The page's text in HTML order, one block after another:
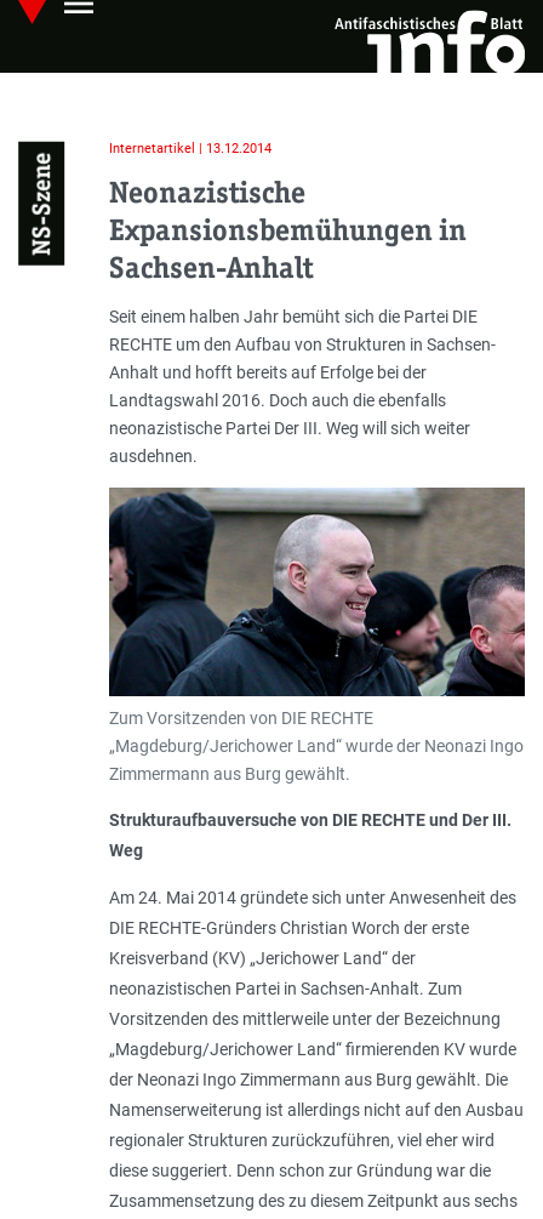
Skip
main
Hauptmenü öffnen
NS-Szene
Internetartikel | 13.12.2014
Neonazistische
Expansionsbemühungen in
Sachsen-Anhalt
Einleitung
Seit einem halben Jahr bemüht sich die Partei DIE
RECHTE um den Aufbau von Strukturen in Sachsen-
Anhalt und hofft bereits auf Erfolge bei der
Landtagswahl 2016. Doch auch die ebenfalls
neonazistische Partei Der III. Weg will sich weiter
ausdehnen.
Zum Vorsitzenden von DIE RECHTE
„Magdeburg/Jerichower Land“ wurde der Neonazi Ingo
Zimmermann aus Burg gewählt.
Strukturaufbauversuche von DIE RECHTE und Der III.
Weg
Am 24. Mai 2014 gründete sich unter Anwesenheit des
DIE RECHTE-Gründers Christian Worch der erste
Kreisverband (KV) „Jerichower Land“ der
neonazistischen Partei in Sachsen-Anhalt. Zum
Vorsitzenden des mittlerweile unter der Bezeichnung
„Magdeburg/Jerichower Land“ firmierenden KV wurde
der Neonazi Ingo Zimmermann aus Burg gewählt. Die
Namenserweiterung ist allerdings nicht auf den Ausbau
regionaler Strukturen zurückzuführen, viel eher wird
diese suggeriert. Denn schon zur Gründung war die
Zusammensetzung des zu diesem Zeitpunkt aus sechs